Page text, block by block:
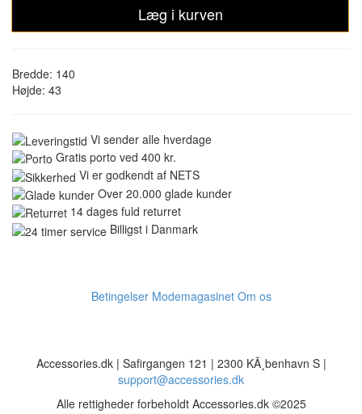
Læg i kurven
Bredde: 140
Højde: 43
Vi sender alle hverdage
Gratis porto ved 400 kr.
Vi er godkendt af NETS
Over 20.000 glade kunder
14 dages fuld returret
Billigst i Danmark
Betingelser Modemagasinet Om os
Accessories.dk | Safirgangen 121 | 2300 KÃ¸benhavn S |
support@accessories.dk
Alle rettigheder forbeholdt Accessories.dk ©2025